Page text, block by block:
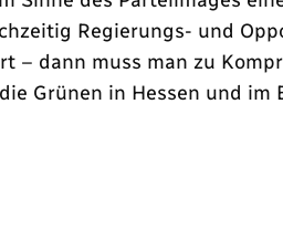
Regierungs- und
– dann muss man zu
Grünen in Hessen und